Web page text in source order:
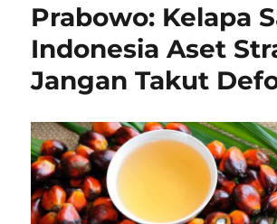
Prabowo: Kelapa
Indonesia Aset
Jangan Takut